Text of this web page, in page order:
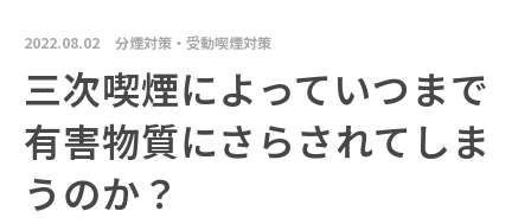
2022.08.02 分煙対策・受動喫煙対策
三次喫煙によっていつまで
有害物質にさらされてしま
うのか？